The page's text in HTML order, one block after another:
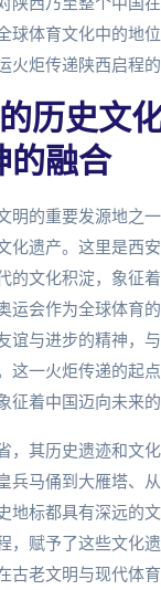
球体育文化中的地
火炬传递陕西启程的
历史文
的融合
明的重要发源地之
化遗产。这里是西
的文化积淀，象征
运会作为全球体育
谊与进步的精神，
这一火炬传递的起
征着中国迈向未来的
，其历史遗迹和文
兵马俑到大雁塔、
地标都具有深远的
，赋予了这些文化
古老文明与现代体